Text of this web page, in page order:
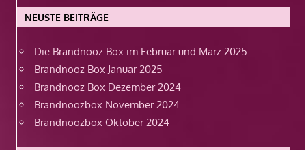
NEUSTE BEITRÄGE
Die Brandnooz Box im Februar und März 2025
Brandnooz Box Januar 2025
Brandnooz Box Dezember 2024
Brandnoozbox November 2024
Brandnoozbox Oktober 2024